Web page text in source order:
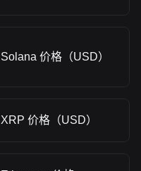
Solana 价格（USD）
XRP 价格（USD）